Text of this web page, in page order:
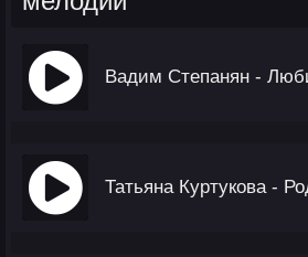
Вадим Степанян -
Татьяна Куртукова -